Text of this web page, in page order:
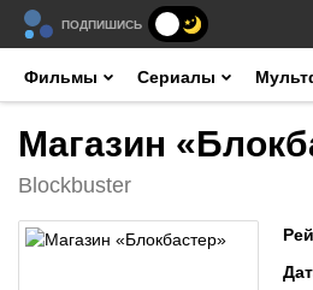
ПОДПИШИСЬ
Фильмы Сериалы
Магазин
Blockbuster